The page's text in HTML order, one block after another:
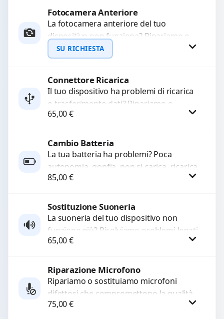
Richiedi Preventivo
WhatsApp
Fotocamera Anteriore
La fotocamera anteriore del tuo
dispositivo non funziona? Ripariamo o
sostituiamo fotocamere guaste con
problemi come immagini sfocate, messa
SU RICHIESTA
Richiedi Preventivo
Connettore Ricarica
Il tuo dispositivo ha problemi di ricarica
o trasferimento dati? Ripariamo o
sostituiamo connettori di ricarica guasti,
65,00€
Procedi
Cambio Batteria
La tua batteria ha problemi? Poca
autonomia, gonfia, non si carica, ricarica
lenta o cicli di ricarica esauriti?
85,00€
Procedi
Sostituzione Suoneria
La suoneria del tuo dispositivo non
funziona più? Risolviamo problemi legati
a moduli audio difettosi con interventi
65,00€
Procedi
Riparazione Microfono
Ripariamo o sostituiamo microfoni
difettosi che compromettono la qualità
audio delle registrazioni o delle
75,00€